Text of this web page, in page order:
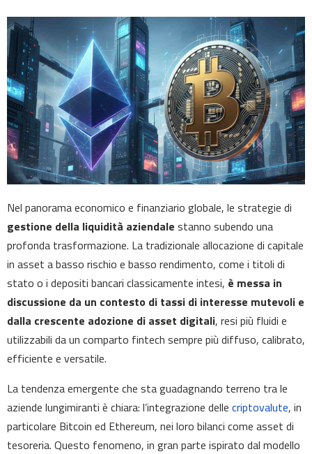
Nel panorama economico e finanziario globale, le strategie di
gestione della liquidità aziendale stanno subendo una
profonda trasformazione. La tradizionale allocazione di capitale
in asset a basso rischio e basso rendimento, come i titoli di
stato o i depositi bancari classicamente intesi, è messa in
discussione da un contesto di tassi di interesse mutevoli e
dalla crescente adozione di asset digitali, resi più fluidi e
utilizzabili da un comparto fintech sempre più diffuso, calibrato,
efficiente e versatile.
La tendenza emergente che sta guadagnando terreno tra le
aziende lungimiranti è chiara: l’integrazione delle criptovalute, in
particolare Bitcoin ed Ethereum, nei loro bilanci come asset di
tesoreria. Questo fenomeno, in gran parte ispirato dal modello